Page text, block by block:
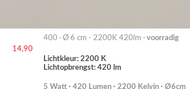
14,90
400 · Ø 6 cm - 2200K 420lm · voorradig
Lichtkleur: 2200 K
Lichtopbrengst: 420 lm
5 Watt · 420 Lumen · 2200 Kelvin · Ø6cm